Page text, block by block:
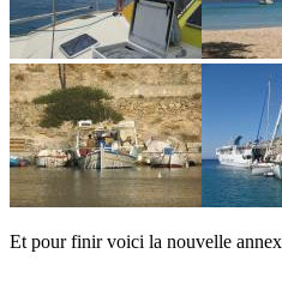
Et pour finir voici la nouvelle